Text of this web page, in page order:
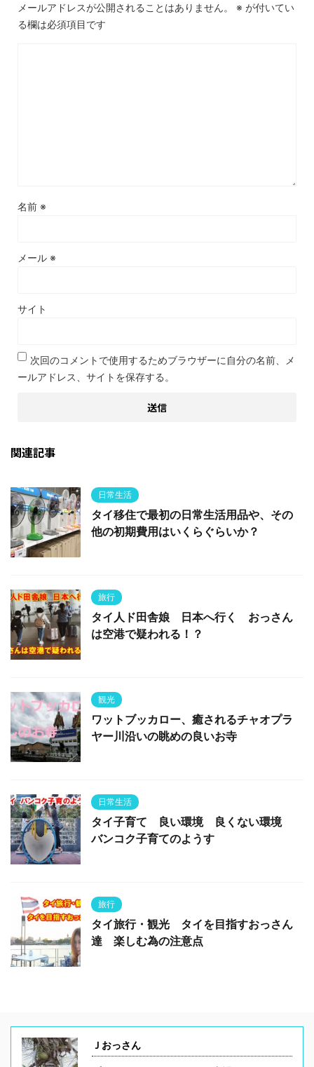
メールアドレスが公開されることはありません。 ※ が付いてい
る欄は必須項目です
名前 ※
メール ※
サイト
次回のコメントで使用するためブラウザーに自分の名前、メ
ールアドレス、サイトを保存する。
関連記事
日常生活
タイ移住で最初の日常生活用品や、その
他の初期費用はいくらぐらいか？
旅行
タイ人ド田舎娘 日本へ行く おっさん
は空港で疑われる！？
観光
ワットブッカロー、癒されるチャオプラ
ヤー川沿いの眺めの良いお寺
日常生活
タイ子育て 良い環境 良くない環境
バンコク子育てのようす
旅行
タイ旅行・観光 タイを目指すおっさん
達 楽しむ為の注意点
Ｊおっさん